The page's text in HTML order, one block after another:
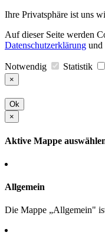
Ihre Privatsphäre ist uns
Auf dieser Seite werden
Datenschutzerklärung und
Notwendig Statistik
×
Ok
×
Aktive Mappe
Allgemein
Die Mappe „Allgemein"